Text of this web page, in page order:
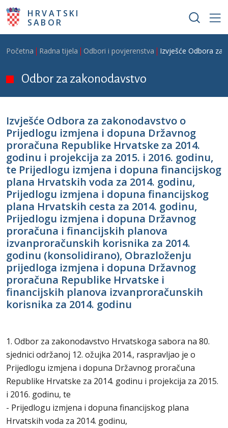
Skoči na glavni sadržaj
HRVATSKI
SABOR
Breadcrumb
Početna Radna tijela Odbori i povjerenstva Izvješće Odbora za
Odbor za zakonodavstvo
Izvješće Odbora za zakonodavstvo o
Prijedlogu izmjena i dopuna Državnog
proračuna Republike Hrvatske za 2014.
godinu i projekcija za 2015. i 2016. godinu,
te Prijedlogu izmjena i dopuna financijskog
plana Hrvatskih voda za 2014. godinu,
Prijedlogu izmjena i dopuna financijskog
plana Hrvatskih cesta za 2014. godinu,
Prijedlogu izmjena i dopuna Državnog
proračuna i financijskih planova
izvanproračunskih korisnika za 2014.
godinu (konsolidirano), Obrazloženju
prijedloga izmjena i dopuna Državnog
proračuna Republike Hrvatske i
financijskih planova izvanproračunskih
korisnika za 2014. godinu
1. Odbor za zakonodavstvo Hrvatskoga sabora na 80.
sjednici održanoj 12. ožujka 2014., raspravljao je o
Prijedlogu izmjena i dopuna Državnog proračuna
Republike Hrvatske za 2014. godinu i projekcija za 2015.
i 2016. godinu, te
- Prijedlogu izmjena i dopuna financijskog plana
Hrvatskih voda za 2014. godinu,